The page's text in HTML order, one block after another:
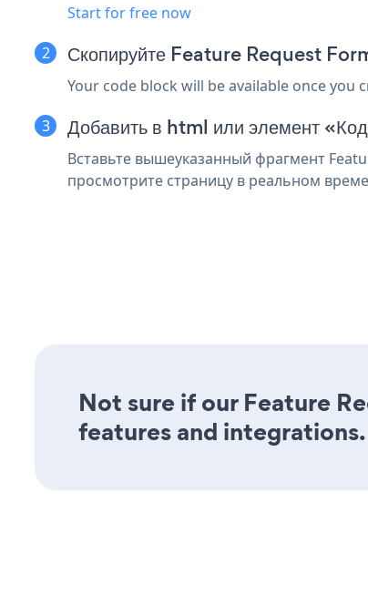
Start for free now
Скопируйте Feature Request
Your code block will be available once you
Добавить в html или элемент
Вставьте вышеуказанный фрагмент
просмотрите страницу в реальном
Not sure if our Feature
features and integrations.